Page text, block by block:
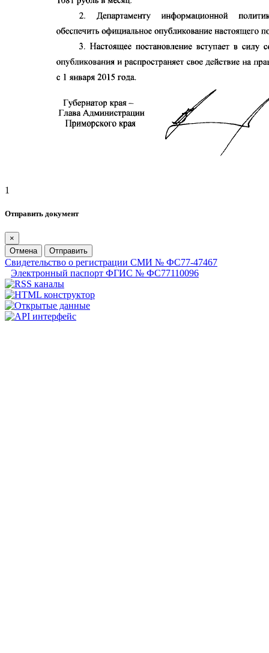
1
Отправить документ
×
Отмена
Отправить
Свидетельство о регистрации СМИ № ФС77-47467
Электронный паспорт ФГИС № ФС77110096